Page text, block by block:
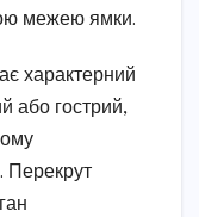
межею ямки.
характерний
або гострий,
Перекрут